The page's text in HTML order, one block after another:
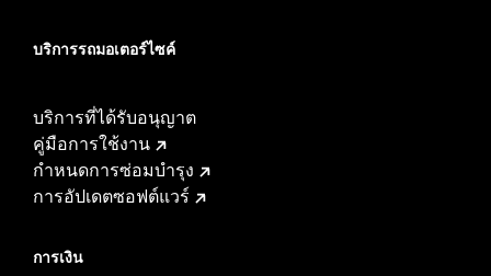
บริการรถมอเตอร์ไซค์​
บริการที่ได้รับอนุญาต
คู่มือการใช้งาน
กำหนดการซ่อมบำรุง
การอัปเดตซอฟต์แวร์
การเงิน